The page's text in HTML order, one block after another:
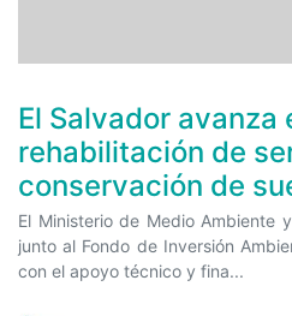
El Salvador avanza
rehabilitación de
conservación de
El Ministerio de Medio Ambiente
junto al Fondo de Inversión
con el apoyo técnico y fina...